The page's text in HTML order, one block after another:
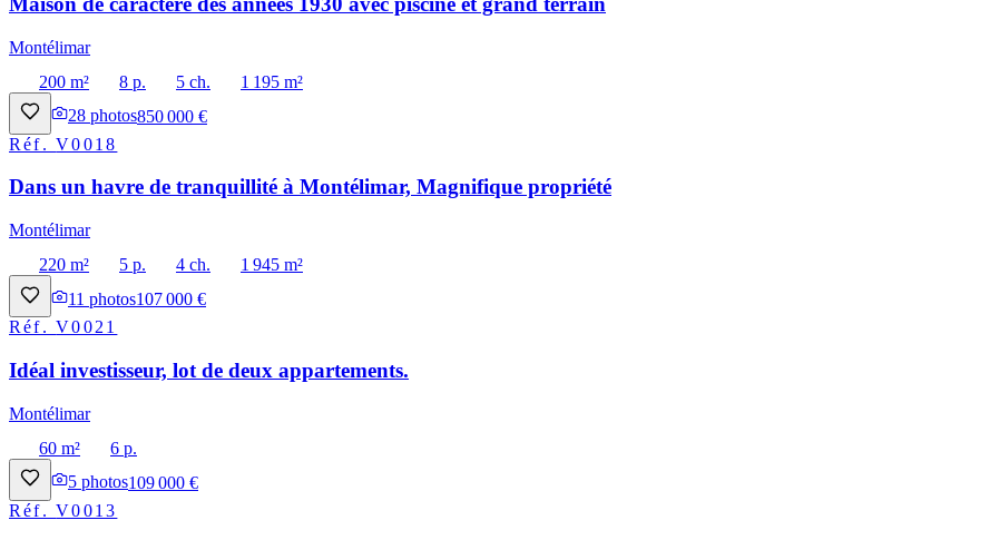
Montélimar
200 m²
8 p. 5 ch.
1 195 m²
28 photos850 000 €
Réf.V0018
Dans un havre de tranquillité à Montélimar, Magnifique propriété
Montélimar
220 m²
5 p. 4 ch.
1 945 m²
11 photos107 000 €
Réf.V0021
Idéal investisseur, lot de deux appartements.
Montélimar
60 m²
6 p.
5 photos109 000 €
Réf.V0013